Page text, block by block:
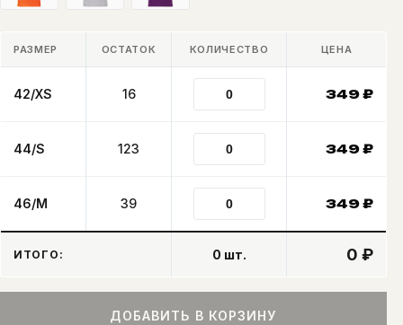
РАЗМЕР ОСТАТОК КОЛИЧЕСТВО ЦЕНА
42/XS 16 349₽
44/S 123 349₽
46/M 39 349₽
ИТОГО: 0 шт. 0 ₽
ДОБАВИТЬ В КОРЗИНУ